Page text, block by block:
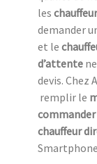
les
demander
et le
d’attente
devis. Chez
remplir le
chauffeur